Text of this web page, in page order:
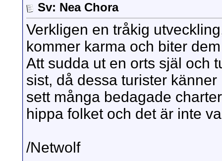
Sv: Nea Chora
Verkligen en tråkig
kommer karma och biter
Att sudda ut en orts själ och
sist, då dessa turister
sett många bedagade
hippa folket och det är inte
/Netwolf